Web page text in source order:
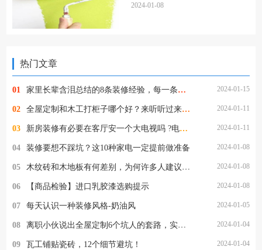
2024-01-08
热门文章
01 家里长辈含泪总结的8条装修经验，每一条都值得学习，要牢记！ 2024-01-15
02 全屋定制和木工打柜子哪个好？来听听过来人的建议，终于不迷糊了 2024-01-11
03 新房装修有必要在客厅安一个大电视吗 ?电视尺寸多大合适 2024-01-11
04 装修要想不踩坑？这10种家电一定提前做准备 2024-01-08
05 木纹砖和木地板有何差别，为何许多人建议别选木纹砖，看完就懂了 2024-01-08
06 【商品检验】进口乳胶漆选购提示 2024-01-08
07 每天认识一种装修风格-奶油风 2024-01-05
08 离职小伙说出全屋定制6个坑人的套路，实在太坑了 2024-01-04
09 瓦工铺贴瓷砖，12个细节避坑！ 2024-01-04